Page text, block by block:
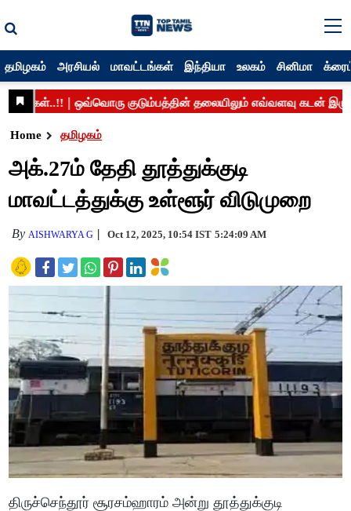
தமிழகம் அரசியல் மாவட்டங்கள் இந்தியா உலகம் சினிமா
Home தமிழகம்
அக்.27ம் தேதி தூத்துக்குடி
மாவட்டத்துக்கு உள்ளூர் விடுமுறை
By AISHWARYA G Oct 12, 2025, 10:54 IST 5:24:09 AM
திருச்செந்தூர் சூரசம்ஹாரம் அன்று தூத்துக்குடி